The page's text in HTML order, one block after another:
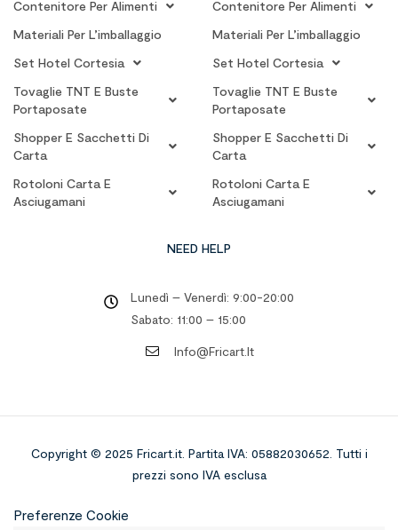
Contenitore Per Alimenti
Materiali Per L’imballaggio
Set Hotel Cortesia
Tovaglie TNT E Buste
Portaposate
Shopper E Sacchetti Di
Carta
Rotoloni Carta E
Asciugamani
Contenitore Per Alimenti
Materiali Per L’imballaggio
Set Hotel Cortesia
Tovaglie TNT E Buste
Portaposate
Shopper E Sacchetti Di
Carta
Rotoloni Carta E
Asciugamani
NEED HELP
Lunedì – Venerdì: 9:00-20:00
Sabato: 11:00 – 15:00
Info@fricart.it
Copyright © 2025 Fricart.it. Partita IVA: 05882030652. Tutti i
prezzi sono IVA esclusa
Preferenze Cookie